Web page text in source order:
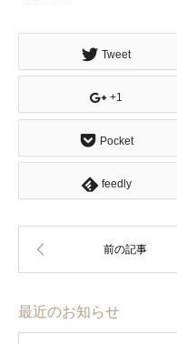
Tweet
+1
Pocket
feedly
最近のお知らせ